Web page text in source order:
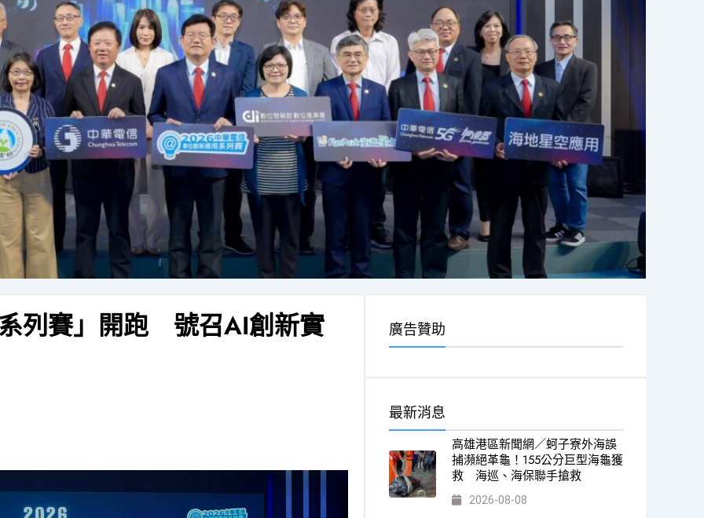
列賽」開跑 號召AI創新實 廣告贊助
最新消息
高雄港區新聞網／蚵子寮外海誤
捕瀕絕革龜！155公分巨型海龜獲
救 海巡、海保聯手搶救
2026-08-08